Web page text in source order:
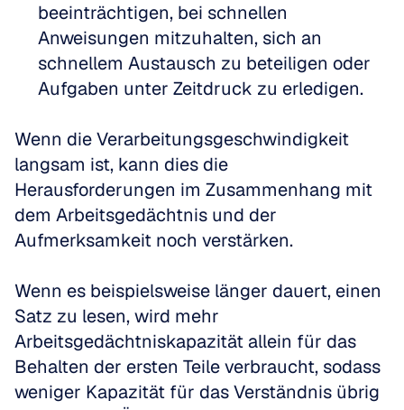
beeinträchtigen, bei schnellen
Anweisungen mitzuhalten, sich an
schnellem Austausch zu beteiligen oder
Aufgaben unter Zeitdruck zu erledigen.
Wenn die Verarbeitungsgeschwindigkeit
langsam ist, kann dies die
Herausforderungen im Zusammenhang mit
dem Arbeitsgedächtnis und der
Aufmerksamkeit noch verstärken.
Wenn es beispielsweise länger dauert, einen
Satz zu lesen, wird mehr
Arbeitsgedächtniskapazität allein für das
Behalten der ersten Teile verbraucht, sodass
weniger Kapazität für das Verständnis übrig